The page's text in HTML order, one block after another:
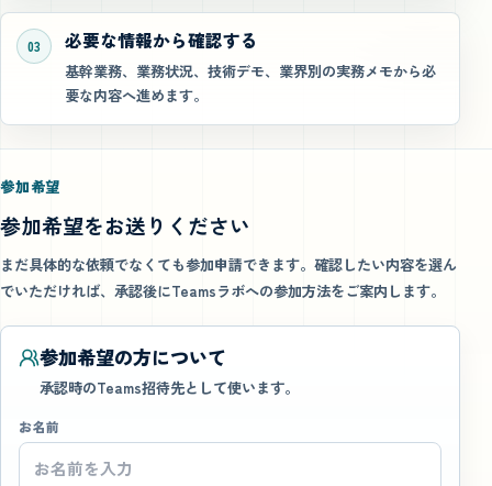
03 必要な情報から確認する
基幹業務、業務状況、技術デモ、業界別の実務メモから必
要な内容へ進めます。
参加希望
参加希望をお送りください
まだ具体的な依頼でなくても参加申請できます。確認したい内容を選ん
でいただければ、承認後にTeamsラボへの参加方法をご案内します。
参加希望の方について
承認時のTeams招待先として使います。
お名前